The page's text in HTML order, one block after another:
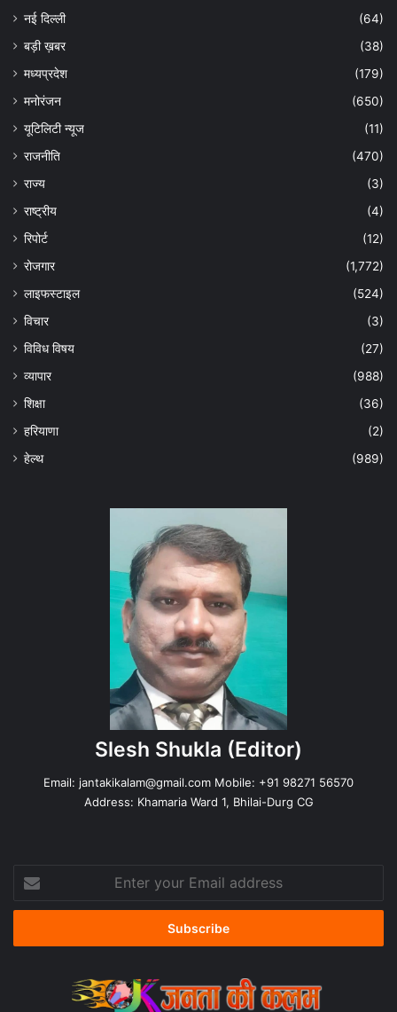
नई दिल्ली
(64)
बड़ी ख़बर
(38)
मध्यप्रदेश
(179)
मनोरंजन
(650)
यूटिलिटी न्यूज
(11)
राजनीति
(470)
राज्य
(3)
राष्ट्रीय
(4)
रिपोर्ट
(12)
रोजगार
(1,772)
लाइफस्टाइल
(524)
विचार
(3)
विविध विषय
(27)
व्यापार
(988)
शिक्षा
(36)
हरियाणा
(2)
हेल्‍थ
(989)
Slesh Shukla (Editor)
Email: jantakikalam@gmail.com Mobile: +91 98271 56570
Address: Khamaria Ward 1, Bhilai-Durg CG
your
Email